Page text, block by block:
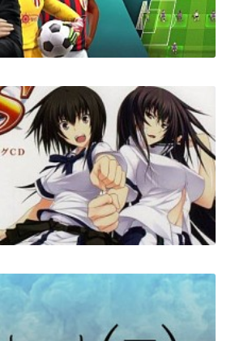
3 Soul Harvest
Tactics & Glory